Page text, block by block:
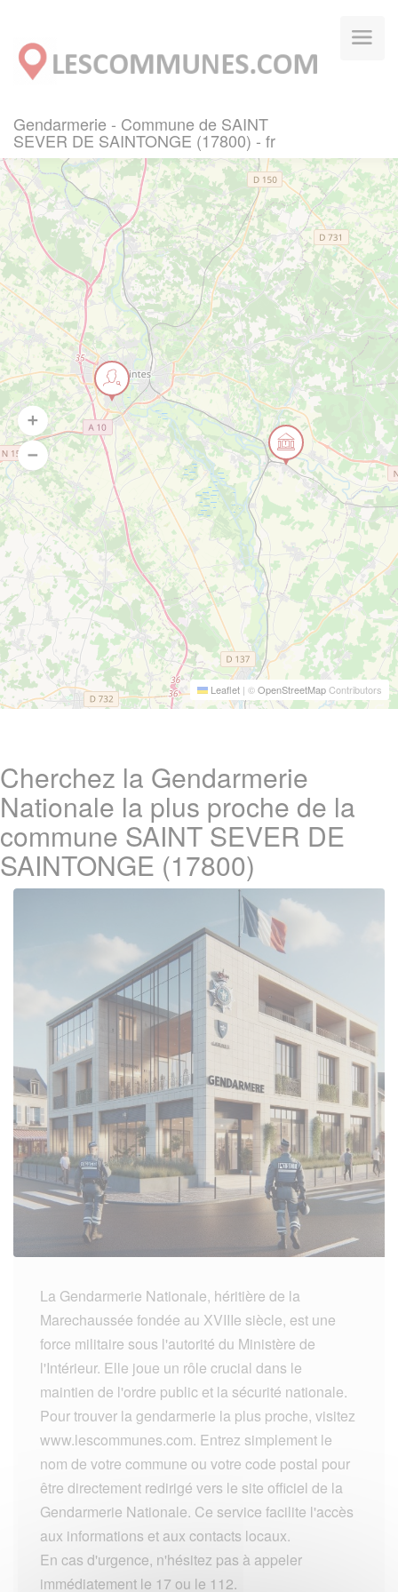
Gendarmerie - Commune de SAINT
SEVER DE SAINTONGE (17800) - fr
Leaflet | ©OpenStreetMapContributors
Cherchez la Gendarmerie
Nationale la plus proche de la
commune SAINT SEVER DE
SAINTONGE (17800)
La Gendarmerie Nationale, héritière de la
Marechaussée fondée au XVIIIe siècle, est une
force militaire sous l'autorité du Ministère de
l'Intérieur. Elle joue un rôle crucial dans le
maintien de l'ordre public et la sécurité nationale.
Pour trouver la gendarmerie la plus proche, visitez
www.lescommunes.com. Entrez simplement le
nom de votre commune ou votre code postal pour
être directement redirigé vers le site officiel de la
Gendarmerie Nationale. Ce service facilite l'accès
aux informations et aux contacts locaux.
En cas d'urgence, n'hésitez pas à appeler
immédiatement le 17 ou le 112.